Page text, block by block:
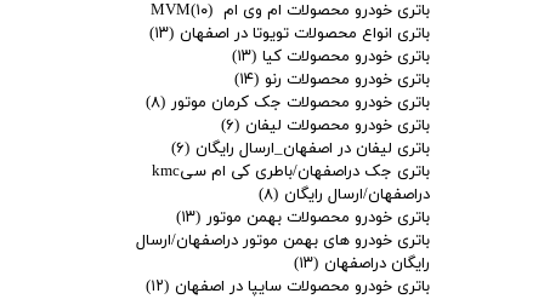
باتری خودرو محصولات ام وی ام MVM (۱۰)
باتری انواع محصولات تویوتا در اصفهان (۱۳)
باتری خودرو محصولات کیا (۱۳)
باتری خودرو محصولات رنو (۱۴)
باتری خودرو محصولات جک کرمان موتور (۸)
باتری خودرو محصولات لیفان (۶)
باتری لیفان در اصفهان_ارسال رایگان (۶)
باتری جک دراصفهان/باطری کی ام سیkmc
دراصفهان/ارسال رایگان (۸)
باتری خودرو محصولات بهمن موتور (۱۳)
باتری خودرو های بهمن موتور دراصفهان/ارسال
رایگان دراصفهان (۱۳)
باتری خودرو محصولات سایپا در اصفهان (۱۲)